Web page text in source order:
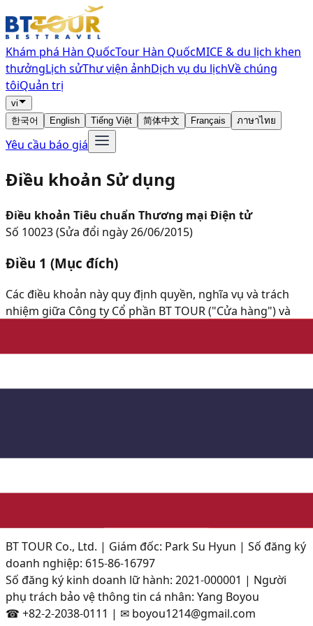
Khám phá Hàn QuốcTour Hàn QuốcMICE & du lịch khen
thưởngLịch sửThư viện ảnhDịch vụ du lịchVề chúng
tôiQuản trị
vi
한국어
English Tiếng Việt 简体中文 Français ภาษาไทย
Yêu cầu báo giá
Điều khoản Sử dụng
Điều khoản Tiêu chuẩn Thương mại Điện tử
Số 10023 (Sửa đổi ngày 26/06/2015)
Điều 1 (Mục đích)
Các điều khoản này quy định quyền, nghĩa vụ và trách
nhiệm giữa Công ty Cổ phần BT TOUR ("Cửa hàng") và
Điều 2-24
Các điều khoản bao gồm: đăng ký thành viên, cung cấp
Thương mại Điện tử của Hàn Quốc. Tranh chấp được giải
BT TOUR Co., Ltd. | Giám đốc: Park Su Hyun | Số đăng ký
doanh nghiệp: 615-86-16797
Số đăng ký kinh doanh lữ hành: 2021-000001 | Người
phụ trách bảo vệ thông tin cá nhân: Yang Boyou
☎ +82-2-2038-0111 | ✉ boyou1214@gmail.com